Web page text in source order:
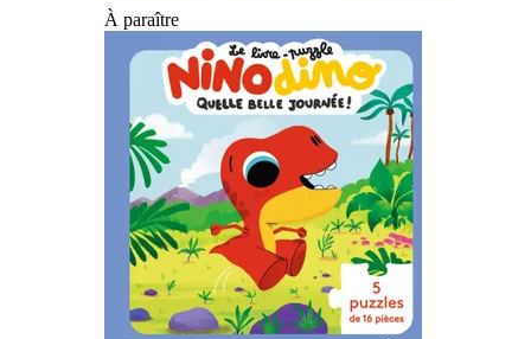
À paraître